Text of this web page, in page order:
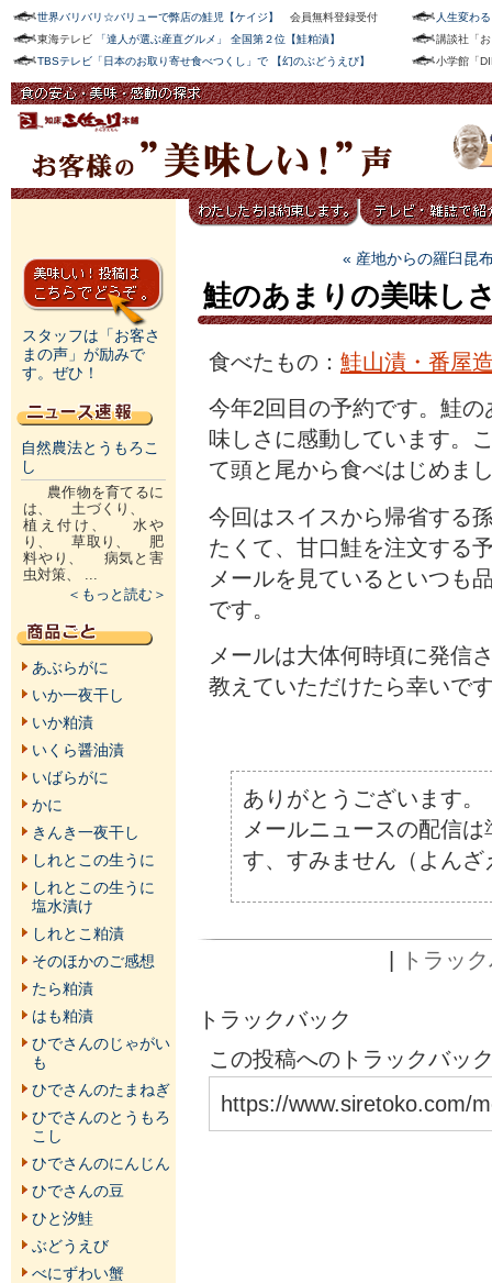
世界バリバリ☆バリューで弊店の鮭児【ケイジ】
会員無料登録受付
東海テレビ
「達人が選ぶ産直グルメ」 全国第２位【鮭粕漬】
TBSテレビ「日本のお取り寄せ食べつくし」で 【幻のぶどうえび】
人生変わ
講談社「
小学館「
« 産地からの羅臼昆
鮭のあまりの美味し
食べたもの： 鮭山漬・番屋
今年2回目の予約です。鮭の
味しさに感動しています。
て頭と尾から食べはじめま
今回はスイスから帰省する
たくて、甘口鮭を注文する
メールを見ているといつも
です。
メールは大体何時頃に発信
教えていただけたら幸いで
ありがとうございます。
メールニュースの配信
す、すみません（よんざ
| トラッ
トラックバック
この投稿へのトラックバッ
https://www.siretoko.com/
スタッフは「お客さ
まの声」が励みで
す。ぜひ！
自然農法とうもろこ
し
農作物を育てるに
は、 土づくり、
植え付け、 水や
り、 草取り、 肥
料やり、 病気と害
虫対策、 ...
＜もっと読む＞
あぶらがに
いか一夜干し
いか粕漬
いくら醤油漬
いばらがに
かに
きんき一夜干し
しれとこの生うに
しれとこの生うに
塩水漬け
しれとこ粕漬
そのほかのご感想
たら粕漬
はも粕漬
ひでさんのじゃがい
も
ひでさんのたまねぎ
ひでさんのとうもろ
こし
ひでさんのにんじん
ひでさんの豆
ひと汐鮭
ぶどうえび
べにずわい蟹